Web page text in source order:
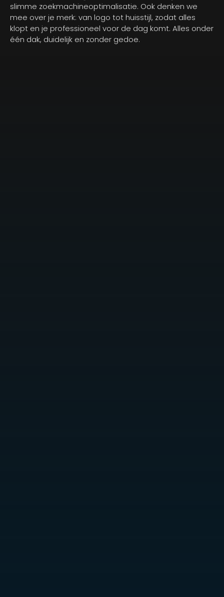
slimme zoekmachineoptimalisatie. Ook denken we
mee over je merk: van logo tot huisstijl, zodat alles
klopt en je professioneel voor de dag komt. Alles onder
één dak, duidelijk en zonder gedoe.